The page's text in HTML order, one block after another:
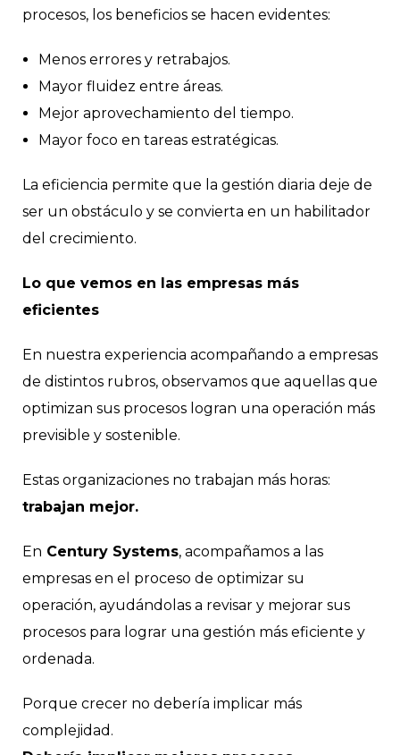
procesos, los beneficios se hacen evidentes:
Menos errores y retrabajos.
Mayor fluidez entre áreas.
Mejor aprovechamiento del tiempo.
Mayor foco en tareas estratégicas.
La eficiencia permite que la gestión diaria deje de
ser un obstáculo y se convierta en un habilitador
del crecimiento.
Lo que vemos en las empresas más
eficientes
En nuestra experiencia acompañando a empresas
de distintos rubros, observamos que aquellas que
optimizan sus procesos logran una operación más
previsible y sostenible.
Estas organizaciones no trabajan más horas:
trabajan mejor.
En Century Systems, acompañamos a las
empresas en el proceso de optimizar su
operación, ayudándolas a revisar y mejorar sus
procesos para lograr una gestión más eficiente y
ordenada.
Porque crecer no debería implicar más
complejidad.